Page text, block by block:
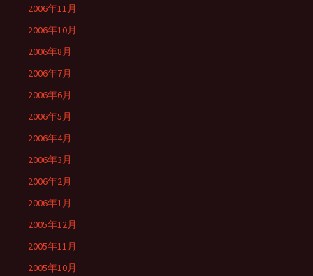
2006年11月
2006年10月
2006年8月
2006年7月
2006年6月
2006年5月
2006年4月
2006年3月
2006年2月
2006年1月
2005年12月
2005年11月
2005年10月